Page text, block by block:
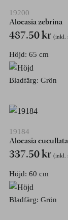
19200
Alocasia zebrina
487.50kr (inkl.
Höjd: 65 cm
Bladfärg: Grön
19184
Alocasia cucullata
337.50kr (inkl.
Höjd: 60 cm
Bladfärg: Grön